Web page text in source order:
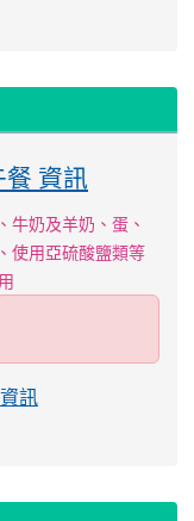
資訊
牛奶及羊奶、蛋、
使用亞硫酸鹽類等
訊